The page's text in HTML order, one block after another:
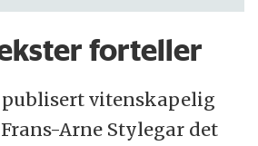
forteller
vitenskapelig
Arne Stylegar det